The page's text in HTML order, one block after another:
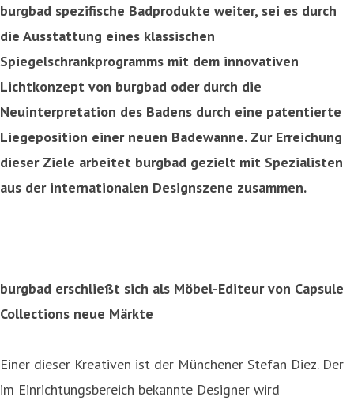
burgbad spezifische Badprodukte weiter, sei es durch
die Ausstattung eines klassischen
Spiegelschrankprogramms mit dem innovativen
Lichtkonzept von burgbad oder durch die
Neuinterpretation des Badens durch eine patentierte
Liegeposition einer neuen Badewanne. Zur Erreichung
dieser Ziele arbeitet burgbad gezielt mit Spezialisten
aus der internationalen Designszene zusammen.
burgbad erschließt sich als Möbel-Editeur von Capsule
Collections neue Märkte
Einer dieser Kreativen ist der Münchener Stefan Diez. Der
im Einrichtungsbereich bekannte Designer wird